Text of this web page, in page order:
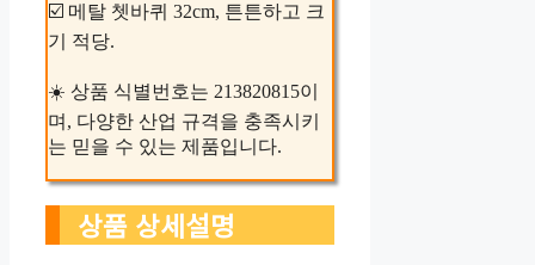
☑️ 메탈 쳇바퀴 32cm, 튼튼하고 크
기 적당.
☀️ 상품 식별번호는 213820815이
며, 다양한 산업 규격을 충족시키
는 믿을 수 있는 제품입니다.
상품 상세설명